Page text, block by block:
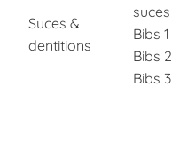
Suces &
dentitions
suces
Bibs 1
Bibs 2
Bibs 3